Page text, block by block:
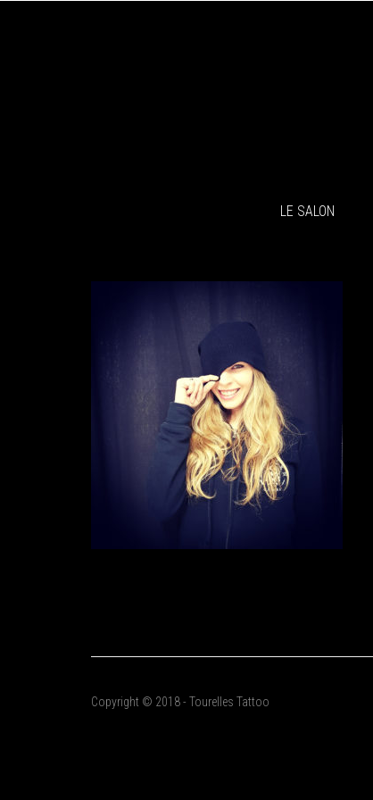
LE SALON
Copyright © 2018 - Tourelles Tattoo